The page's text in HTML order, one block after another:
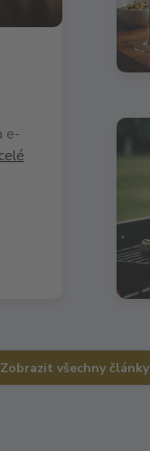
e-
Zobrazit všechny články